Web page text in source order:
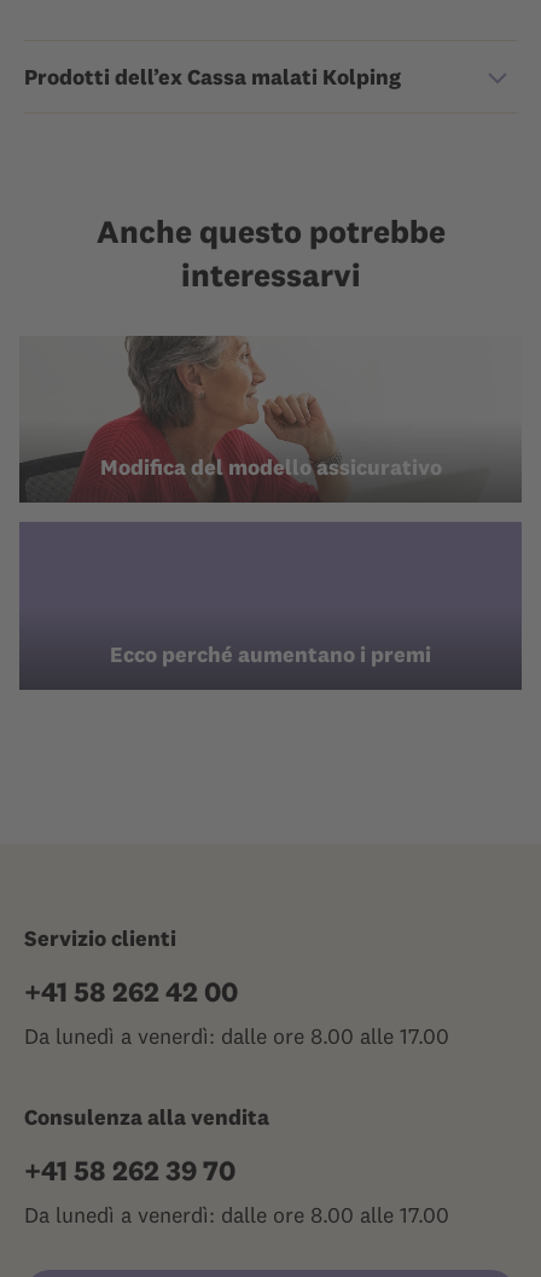
Prodotti dell’ex Cassa malati Kolping
Anche questo potrebbe
interessarvi
Modifica del modello assicurativo
Ecco perché aumentano i premi
Servizio clienti
+41 58 262 42 00
Da lunedì a venerdì: dalle ore 8.00 alle 17.00
Consulenza alla vendita
+41 58 262 39 70
Da lunedì a venerdì: dalle ore 8.00 alle 17.00